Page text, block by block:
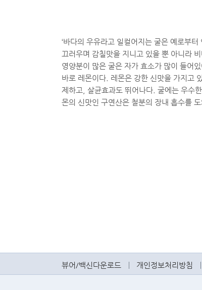
‘바다의 우유라고 일컬어지는 굴은 예로부
끄러우며 감칠맛을 지니고 있을 뿐 아니라
영양분이 많은 굴은 자가 효소가 많이 들어
바로 레몬이다. 레몬은 강한 신맛을 가지고
제하고, 살균효과도 뛰어나다. 굴에는 우수
몬의 신맛인 구연산은 철분의 장내 흡수를
뷰어/백신다운로드 개인정보처리방침